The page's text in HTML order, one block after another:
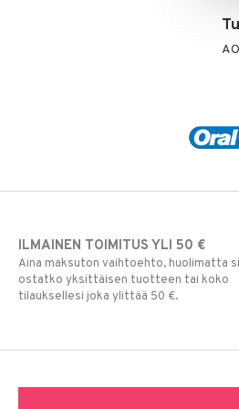
ILMAINEN TOIMITUS YLI 50 €
Aina maksuton vaihtoehto, huolimatta
ostatko yksittäisen tuotteen tai koko
tilauksellesi joka ylittää 50 €.